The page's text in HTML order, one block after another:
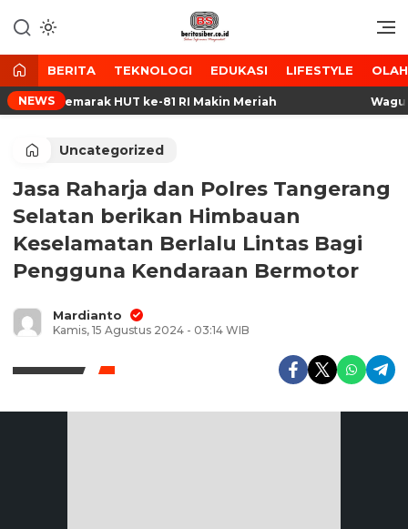
ke
konten
BeritaSiber.co.id
Media Tanggap Dan Akurat
BERITA TEKNOLOGI EDUKASI LIFESTYLE
NEWSSemarak HUT ke-81 RI Makin Meriah Wagub
Uncategorized
Jasa Raharja dan Polres Tangerang
Selatan berikan Himbauan
Keselamatan Berlalu Lintas Bagi
Pengguna Kendaraan Bermotor
Mardianto
Kamis, 15 Agustus 2024 - 03:14 WIB